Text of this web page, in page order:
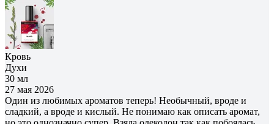
Кровь
Духи
30 мл
27 мая 2026
Один из любимых ароматов теперь! Необычный, вроде и
сладкий, а вроде и кислый. Не понимаю как описать аромат,